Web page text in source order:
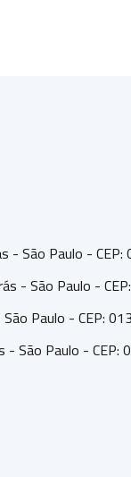
- São Paulo -
- São Paulo -
Paulo - CEP:
- São Paulo - CEP: